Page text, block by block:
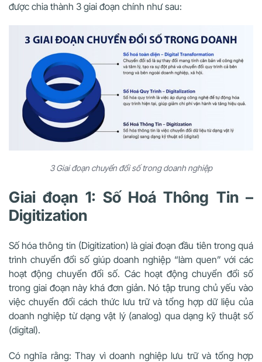
được chia thành 3 giai đoạn chính như sau:
3 Giai đoạn chuyển đổi số trong doanh nghiệp
Giai đoạn 1: Số Hoá Thông Tin –
Digitization
Số hóa thông tin (Digitization) là giai đoạn đầu tiên trong quá
trình chuyển đổi số giúp doanh nghiệp “làm quen” với các
hoạt động chuyển đổi số. Các hoạt động chuyển đổi số
trong giai đoạn này khá đơn giản. Nó tập trung chủ yếu vào
việc chuyển đổi cách thức lưu trữ và tổng hợp dữ liệu của
doanh nghiệp từ dạng vật lý (analog) qua dạng kỹ thuật số
(digital).
Có nghĩa rằng: Thay vì doanh nghiệp lưu trữ và tổng hợp